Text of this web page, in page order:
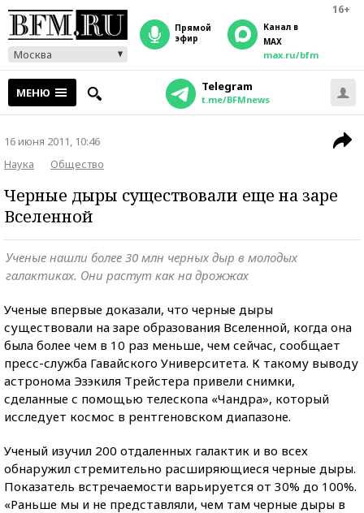
16+
Москва
прямой
эфир
Канал в
MAX
max.ru/bfm
МЕНЮ Telegram
t.me/BFMnews
16 июня 2011, 10:46
Наука
Общество
Черные дыры существовали еще на заре
Вселенной
Ученые нашли более 30 млн черных дыр в молодых
галактиках. Они растут как на дрожжах
Ученые впервые доказали, что черные дыры
существовали на заре образования Вселенной, когда она
была более чем в 10 раз меньше, чем сейчас, сообщает
пресс-служба Гавайского Университета. К такому выводу
астронома Эзэкиля Трейстера привели снимки,
сделанные с помощью телескопа «Чандра», который
исследует космос в рентгеновском диапазоне.
Ученый изучил 200 отдаленных галактик и во всех
обнаружил стремительно расширяющиеся черные дыры.
Показатель встречаемости варьируется от 30% до 100%.
«Раньше мы и не представляли, чем там черные дыры в